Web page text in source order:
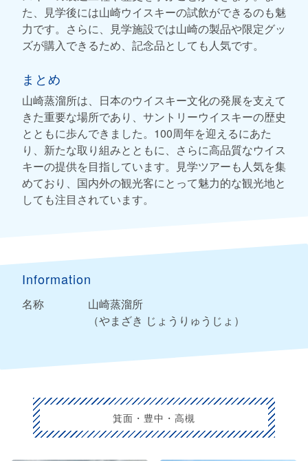
た、見学後には山崎ウイスキーの試飲ができるのも魅
力です。さらに、見学施設では山崎の製品や限定グッ
ズが購入できるため、記念品としても人気です。
まとめ
山崎蒸溜所は、日本のウイスキー文化の発展を支えて
きた重要な場所であり、サントリーウイスキーの歴史
とともに歩んできました。100周年を迎えるにあた
り、新たな取り組みとともに、さらに高品質なウイス
キーの提供を目指しています。見学ツアーも人気を集
めており、国内外の観光客にとって魅力的な観光地と
しても注目されています。
Information
名称
山崎蒸溜所
（やまざき じょうりゅうじょ）
箕面・豊中・高槻